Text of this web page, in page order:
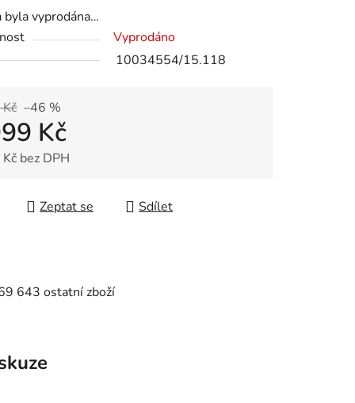
byla vyprodána…
Vyprodáno
10034554/15.118
–46 %
Kč
bez DPH
Zeptat se Sdílet
643 ostatní zboží